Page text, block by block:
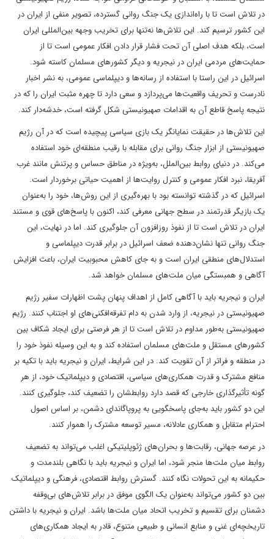
در تلاش است تا با راه‌اندازی یک جنگ روانی گسترده، تصویر منفی از ایران در
این کشور ترسیم کند. این تلاش‌ها نه‌تنها برای تخریب وجهه بین‌المللی ایران
است، بلکه هدف اصلی آن تحت فشار قرار دادن افکار عمومی است تا از
حمایت‌های مردمی ایران در نیجریه و دیگر کشورهای مسلمان کاسته شود.
اسرائیل در این راستا با استفاده از رسانه‌ها و دیپلماسی عمومی، به نشر اخبار
نادرست و تحریف واقعیت‌ها می‌پردازد و سعی دارد تا چهره مثبت ایران را که در
نتیجه پاسخ قاطع آن به اقدامات صهیونیستی شکل گرفته است، خدشه‌دار کند.
این تلاش‌ها در حقیقت نمایانگر یک بازی سیاسی پیچیده است که در آن رژیم
صهیونیستی از ابزار جنگ روانی برای مقابله با رقیب منطقه‌ای خود استفاده
می‌کند. در دنیای روابط بین‌الملل، به‌ویژه در مناطق حساس و پرتنش مانند غرب
آفریقا، نبرد افکار عمومی و کنترل روایت‌ها از اهمیت حیاتی برخوردار است.
اسرائیل که در گذشته توانسته بود با بهره‌گیری از این روش‌ها، خود را به‌عنوان
یک بازیگر قدرتمند در سطح جهانی معرفی کند، اکنون با پاسخ‌های قوی و مستند
ایران در تلاش است تا از نفوذ روزافزون آن جلوگیری کند. اما در نهایت، این
جنگ روانی تنها نشان‌دهنده ضعف اسرائیل در برابر قدرت دیپلماسی و
استدلال‌های منطقی ایران است و به جای کاهش محبوبیت ایران، باعث افزایش
آگاهی و همبستگی میان ملت‌های مسلمان خواهد شد.
ایران و نیجریه باید با آگاهی کامل از اهداف پنهان پشت اظهارات سفیر رژیم
صهیونیستی در نیجریه، از وارد شدن به دام تفرقه‌افکنی‌های او اجتناب کنند. رژیم
صهیونیستی به‌طور مداوم در تلاش است تا از هر فرصتی برای ایجاد شکاف بین
کشورهای مستقل و ملت‌های مسلمان استفاده کند و به این وسیله نفوذ خود را
در منطقه و فراتر از آن تقویت کند. در این شرایط، ایران و نیجریه باید با تکیه بر
منافع مشترک و قدرت همکاری‌های سیاسی، اقتصادی و دیپلماتیک خود، از هر
گونه تأثیرگذاری خارجی که قصد دارد روابطشان را تضعیف کند، جلوگیری کنند.
این دو کشور باید به‌جای پاسخگویی به پروپاگاندای دشمن، بر اساس اصول
احترام متقابل و همکاری عادلانه، مسیر توسعه مشترک را هموار کنند.
در عرصه جهانی، رقابت‌ها و بحران‌های ژئوپلیتیکی اغلب می‌تواند به تضعیف
روابط میان ملت‌ها منجر شود، اما ایران و نیجریه باید با نگاهی بلندمدت و
حکیمانه به این تحولات نگاه کنند. گسترش روابط اقتصادی، فرهنگی و دیپلماتیک
بین دو کشور می‌تواند به‌عنوان یک الگوی موفق در برابر تلاش‌های بی‌وقفه
دشمنان برای تقسیم و تخریب اتحاد میان ملت‌ها باشد. ایران و نیجریه با داشتن
تاریخچه‌ای غنی و منابع انسانی و طبیعی متنوع، قادر به ایجاد همکاری‌های